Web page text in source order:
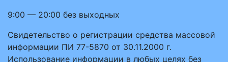
9:00 — 20:00 без выходных
Свидетельство о регистрации средства массовой
информации ПИ 77-5870 от 30.11.2000 г.
Использование информации в любых целях без